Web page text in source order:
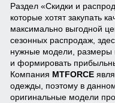
Раздел «Скидки и
которые хотят закупать
максимально выгодной
сезонных распродаж,
нужные модели, размеры
и формировать
Компания MTFORCE
одежды, поэтому в
оригинальные модели